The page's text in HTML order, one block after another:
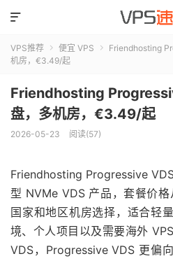

VPS推荐  便宜 VPS 
Friendhosting
机房，€3.49/起
Friendhosting
盘，多机房，€3.49/起
2026-05-23 阅读(57)
Friendhosting Progressive
型 NVMe VDS 产品，套餐价
国家和地区机房选择，适合轻
境、个人项目以及需要海外
VDS，Progressive VDS 更偏